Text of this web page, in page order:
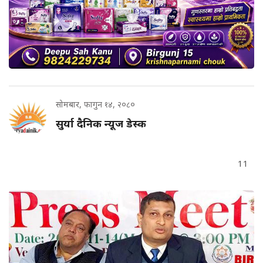
सोमबार, फागुन १४, २०८०
सुर्या दैनिक न्यूज डेस्क
11